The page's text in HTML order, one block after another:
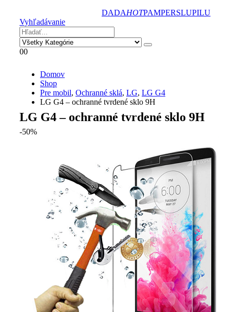
DADAHOTPAMPERSLUPILU
Vyhľadávanie
00
Domov
Shop
Pre mobil, Ochranné sklá, LG, LG G4
LG G4 – ochranné tvrdené sklo 9H
LG G4 – ochranné tvrdené sklo 9H
-50%